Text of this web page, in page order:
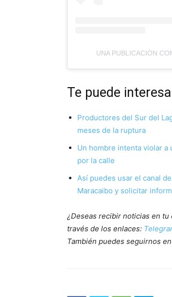
UNA PUBLICACIÓN
Te puede
Productores del Sur del
meses de la ruptura
Un hombre intenta violar a
por la calle
Así puedes usar el canal
Maracaibo y solicitar
¿Deseas recibir noticias en tu
través de los enlaces:
También puedes seguirnos